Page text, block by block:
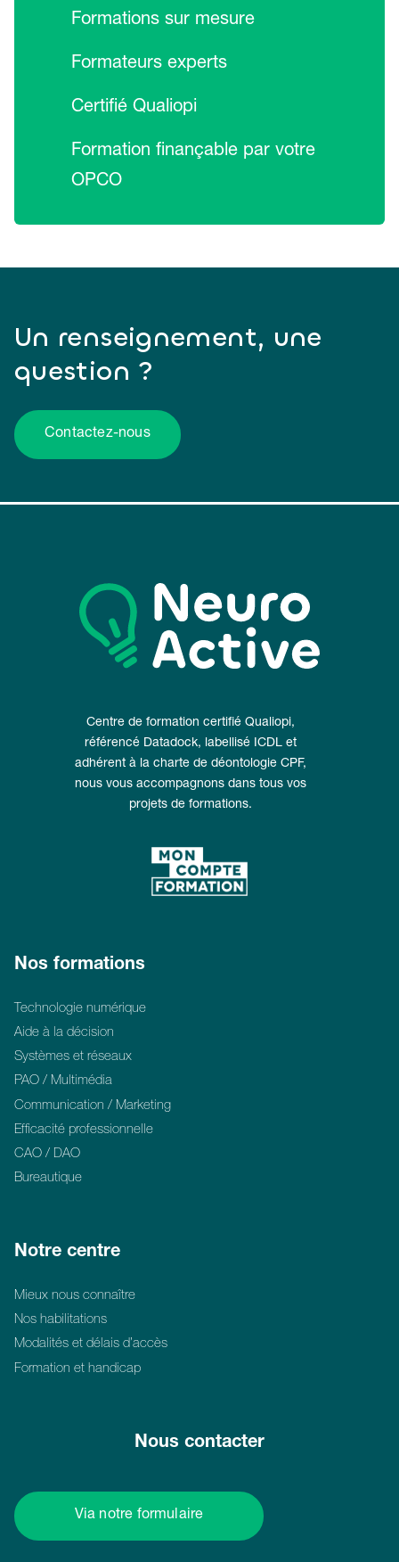
Formations sur mesure
Formateurs experts
Certifié Qualiopi
Formation finançable par votre
OPCO
Un renseignement, une
question ?
Contactez-nous
Centre de formation certifié Qualiopi,
référencé Datadock, labellisé ICDL et
adhérent à la charte de déontologie CPF,
nous vous accompagnons dans tous vos
projets de formations.
Nos formations
Technologie numérique
Aide à la décision
Systèmes et réseaux
PAO / Multimédia
Communication / Marketing
Efficacité professionnelle
CAO / DAO
Bureautique
Notre centre
Mieux nous connaître
Nos habilitations
Modalités et délais d’accès
Formation et handicap
Nous contacter
Via notre formulaire